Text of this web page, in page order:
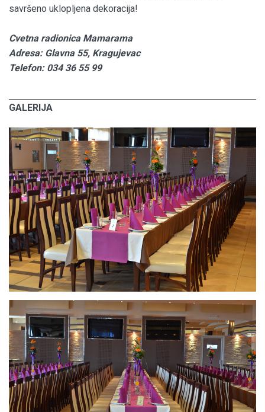
savršeno uklopljena dekoracija!
Cvetna radionica Mamarama
Adresa: Glavna 55, Kragujevac
Telefon: 034 36 55 99
GALERIJA